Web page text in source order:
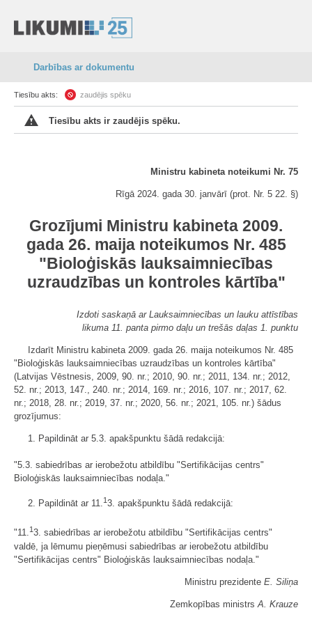
Darbības ar dokumentu
Tiesību akts: zaudējis spēku
Tiesību akts ir zaudējis spēku.
Ministru kabineta noteikumi Nr. 75
Rīgā 2024. gada 30. janvārī (prot. Nr. 5 22. §)
Grozījumi Ministru kabineta 2009.
gada 26. maija noteikumos Nr. 485
"Bioloģiskās lauksaimniecības
uzraudzības un kontroles kārtība"
Izdoti saskaņā ar Lauksaimniecības un lauku attīstības
likuma 11. panta pirmo daļu un trešās daļas 1. punktu
Izdarīt Ministru kabineta 2009. gada 26. maija noteikumos Nr. 485
"Bioloģiskās lauksaimniecības uzraudzības un kontroles kārtība"
(Latvijas Vēstnesis, 2009, 90. nr.; 2010, 90. nr.; 2011, 134. nr.; 2012,
52. nr.; 2013, 147., 240. nr.; 2014, 169. nr.; 2016, 107. nr.; 2017, 62.
nr.; 2018, 28. nr.; 2019, 37. nr.; 2020, 56. nr.; 2021, 105. nr.) šādus
grozījumus:
1. Papildināt ar 5.3. apakšpunktu šādā redakcijā:
"5.3. sabiedrības ar ierobežotu atbildību "Sertifikācijas centrs"
Bioloģiskās lauksaimniecības nodaļa."
2. Papildināt ar 11.13. apakšpunktu šādā redakcijā:
"11.1 3. sabiedrības ar ierobežotu atbildību "Sertifikācijas centrs"
valdē, ja lēmumu pieņēmusi sabiedrības ar ierobežotu atbildību
"Sertifikācijas centrs" Bioloģiskās lauksaimniecības nodaļa."
Ministru prezidente E. Siliņa
Zemkopības ministrs A. Krauze